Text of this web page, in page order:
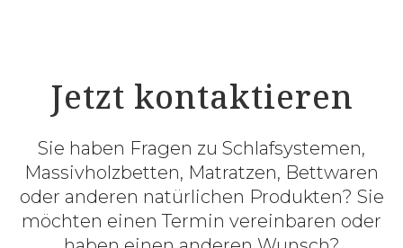
Jetzt kontaktieren
Sie haben Fragen zu Schlafsystemen,
Massivholzbetten, Matratzen, Bettwaren
oder anderen natürlichen Produkten? Sie
möchten einen Termin vereinbaren oder